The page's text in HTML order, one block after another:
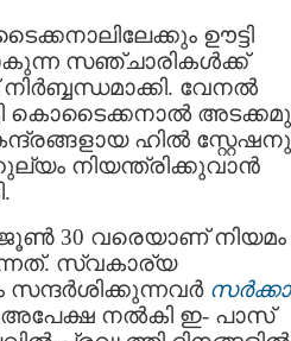
ഊട്ടി
സഞ്ചാരികള്‍ക്ക്
വേനൽ
കൊടൈക്കനാൽ
ഹില്‍ സ്റ്റേഷനു
നിയന്ത്രിക്കുവാൻ
30 വരെയാണ് നിയമം
സ്വകാര്യ
സന്ദര്‍ശിക്കുന്നവര്‍
അപേക്ഷ നല്‍കി ഇ- പാസ്